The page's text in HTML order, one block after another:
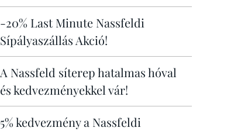
-20% Last Minute Nassfeldi
Sípályaszállás Akció!
A Nassfeld síterep hatalmas hóval
és kedvezményekkel vár!
5% kedvezmény a Nassfeldi